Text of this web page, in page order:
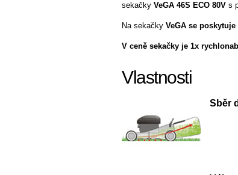
sekačky VeGA 46S ECO 80V s
Na sekačky VeGA se
V ceně sekačky je 1x
Vlastnosti
Sběr